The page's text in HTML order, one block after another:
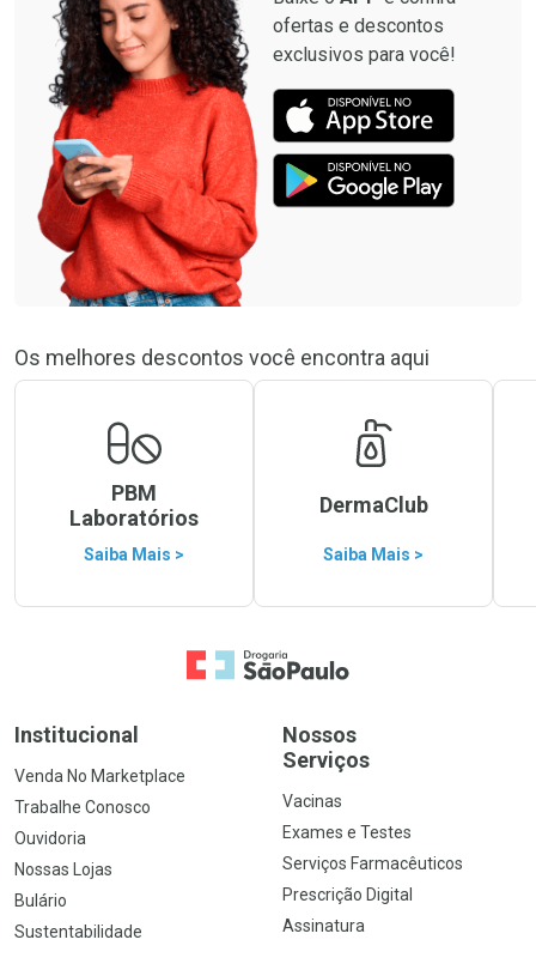
ofertas e descontos
exclusivos para você!
Os melhores descontos você encontra aqui
PBM
Laboratórios
Saiba Mais >
DermaClub
Saiba Mais >
Ir para a Home
Institucional
Venda No Marketplace
Trabalhe Conosco
Ouvidoria
Nossas Lojas
Bulário
Sustentabilidade
Nossos
Serviços
Vacinas
Exames e Testes
Serviços Farmacêuticos
Prescrição Digital
Assinatura